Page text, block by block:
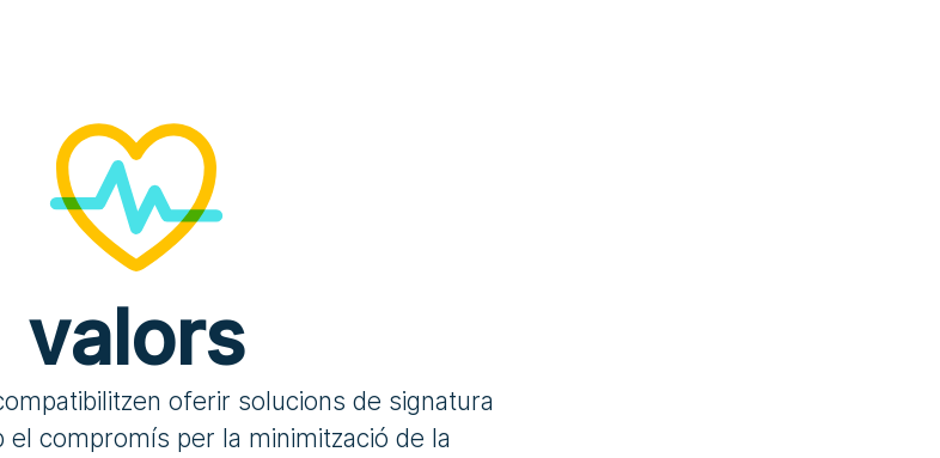
valors
oferir solucions de signatura
el compromís per la minimització de la